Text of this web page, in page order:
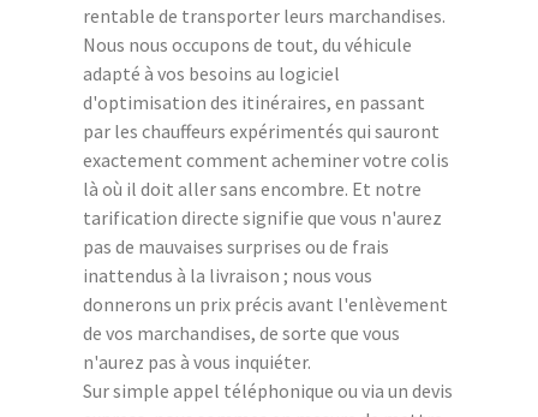
rentable de transporter leurs marchandises.
Nous nous occupons de tout, du véhicule
adapté à vos besoins au logiciel
d'optimisation des itinéraires, en passant
par les chauffeurs expérimentés qui sauront
exactement comment acheminer votre colis
là où il doit aller sans encombre. Et notre
tarification directe signifie que vous n'aurez
pas de mauvaises surprises ou de frais
inattendus à la livraison ; nous vous
donnerons un prix précis avant l'enlèvement
de vos marchandises, de sorte que vous
n'aurez pas à vous inquiéter.
Sur simple appel téléphonique ou via un devis